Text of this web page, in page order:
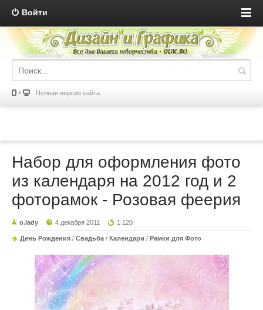
Войти
Полная версия сайта
Набор для оформления фото
из календаря на 2012 год и 2
фоторамок - Розовая феерия
o.lady 4 декабря 2011 1 120
День Рождения / Свадьба / Календари / Рамки для Фото